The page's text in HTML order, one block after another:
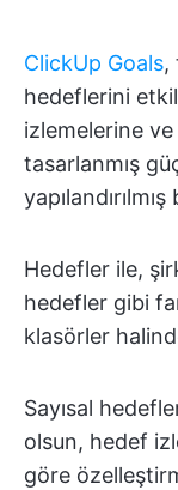
ClickUp Goals,
hedeflerini
izlemelerine ve
tasarlanmış
Hedefler ile,
hedefler gibi
klasörler
Sayısal
olsun, hedef
göre